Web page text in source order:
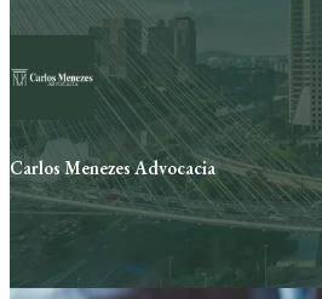
Carlos Menezes Advocacia